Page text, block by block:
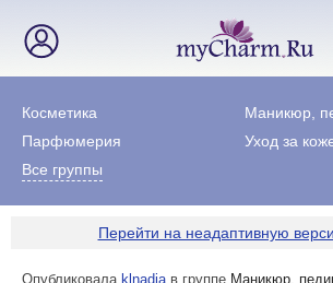
Косметика
Маникюр,
Парфюмерия
Уход за
Все группы
Перейти на неадаптивную
Опубликовала klnadjaв группе Маникюр,